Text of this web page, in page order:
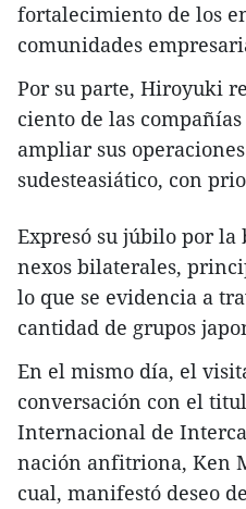
fortalecimiento de los
comunidades
Por su parte, Hiroyuki
ciento de las
ampliar sus
sudesteasiático, con
Expresó su júbilo por la
nexos bilaterales,
lo que se evidencia a
cantidad de grupos
En el mismo día, el
conversación con el
Internacional de
nación anfitriona, Ken
cual, manifestó deseo